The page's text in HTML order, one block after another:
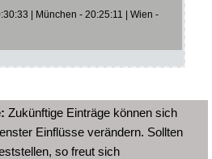
| München - 20:25:11 | Wien -
Zukünftige Einträge können sich
Einflüsse verändern. Sollten
so freut sich